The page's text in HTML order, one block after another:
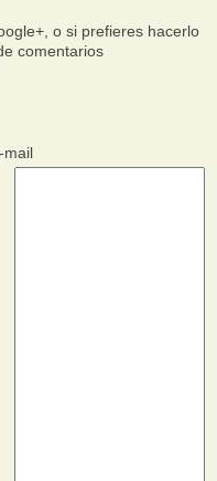
o si prefieres hacerlo
comentarios
mail